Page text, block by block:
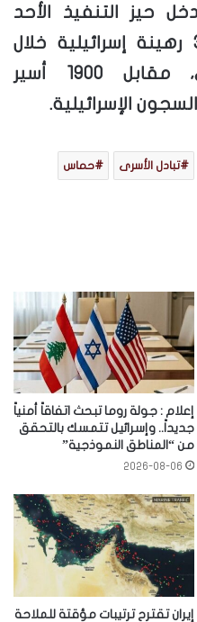
حيز التنفيذ الأحد
الماضي، على إطلاق 33 رهينة إسرائيلية خلال
الأسابيع الستة الأولى، مقابل 1900 أسير
الإسرائيلية.
تبادل الأسرى حماس
إعلام : جولة روما تبحث اتفاقاً أمنياً
جديداً.. وإسرائيل تتمسك بالتحقق
من “المناطق النموذجية”
2026-08-06
إيران تقترح ترتيبات مؤقتة للملاحة